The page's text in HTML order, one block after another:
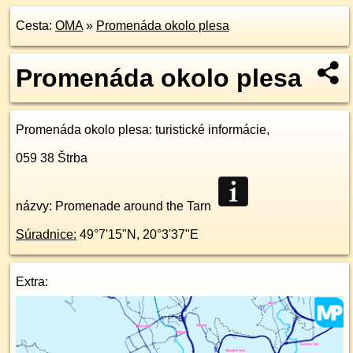
Cesta: OMA» Promenáda okolo plesa
Promenáda okolo plesa
Promenáda okolo plesa: turistické informácie,
059 38 Štrba
názvy: Promenade around the Tarn
Súradnice: 49°7'15"N , 20°3'37"E
Extra: